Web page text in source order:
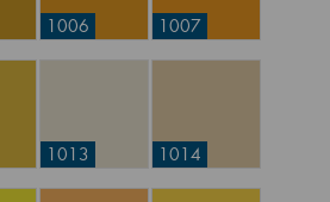
1006 1007
1013 1014